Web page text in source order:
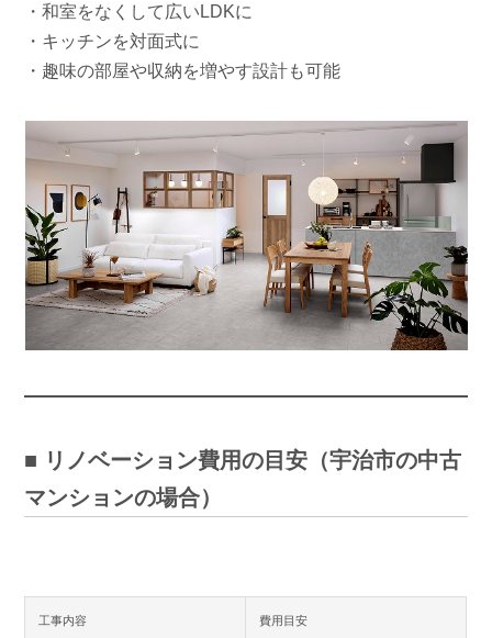
・和室をなくして広いLDKに
・キッチンを対面式に
・趣味の部屋や収納を増やす設計も可能
■ リノベーション費用の目安（宇治市の中古
マンションの場合）
工事内容 費用目安